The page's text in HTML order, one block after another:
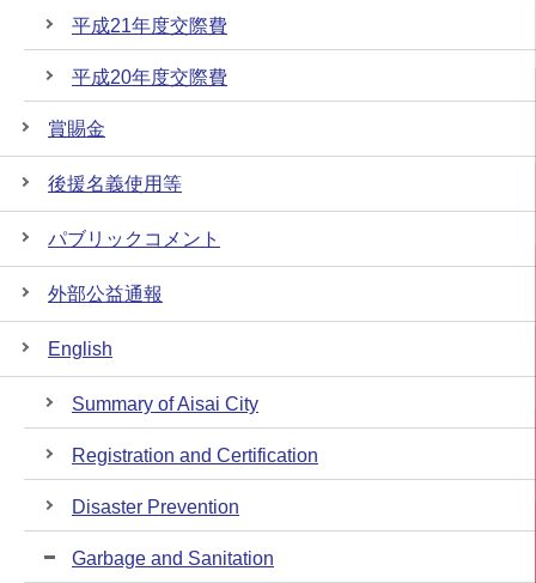
平成21年度交際費
平成20年度交際費
賞賜金
後援名義使用等
パブリックコメント
外部公益通報
English
Summary of Aisai City
Registration and Certification
Disaster Prevention
Garbage and Sanitation